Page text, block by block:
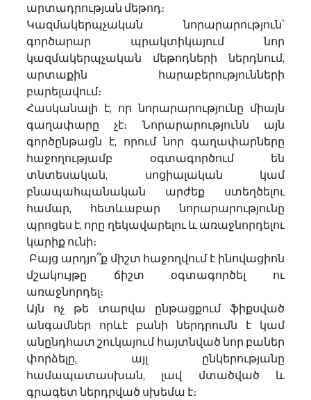
արտադրության մեթոդ։
Կազմակերպչական նորարարություն՝
գործարար պրակտիկայում նոր
կազմակերպչական մեթոդների ներդնում,
արտաքին հարաբերությունների
բարելավում։
Հասկանալի է, որ նորարարությունը միայն
գաղափարը չէ։ Նորարարությունն այն
գործընթացն է, որում նոր գաղափարները
հաջողությամբ օգտագործում են
տնտեսական, սոցիալական կամ
բնապահպանական արժեք ստեղծելու
համար, հետևաբար նորարարությունը
պրոցես է, որը ղեկավարելու և առաջնորդելու
կարիք ունի։
Բայց արդյո՞ք միշտ հաջողվում է ինովացիոն
մշակույթը ճիշտ օգտագործել ու
առաջնորդել։
Այն ոչ թե տարվա ընթացքում ֆիքսված
անգամներ որևէ բանի ներդրումն է կամ
անընդհատ շուկայում հայտնված նոր բաներ
փորձելը, այլ ընկերությանը
համապատասխան, լավ մտածված և
գրագետ ներդրված սխեմա է։